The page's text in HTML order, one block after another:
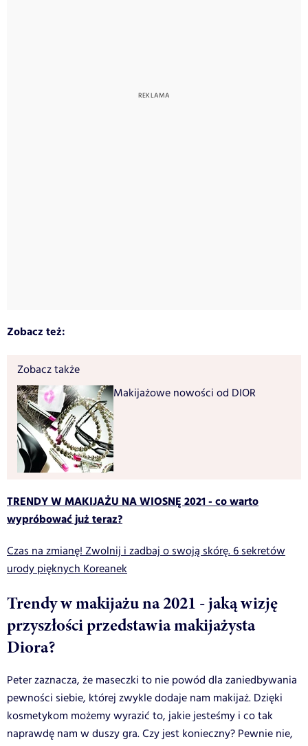
Zobacz też:
Zobacz także
Makijażowe nowości od DIOR
TRENDY W MAKIJAŻU NA WIOSNĘ 2021 - co warto
wypróbować już teraz?
Czas na zmianę! Zwolnij i zadbaj o swoją skórę. 6 sekretów
urody pięknych Koreanek
Trendy w makijażu na 2021 - jaką wizję
przyszłości przedstawia makijażysta
Diora?
Peter zaznacza, że maseczki to nie powód dla zaniedbywania
pewności siebie, której zwykle dodaje nam makijaż. Dzięki
kosmetykom możemy wyrazić to, jakie jesteśmy i co tak
naprawdę nam w duszy gra. Czy jest konieczny? Pewnie nie,